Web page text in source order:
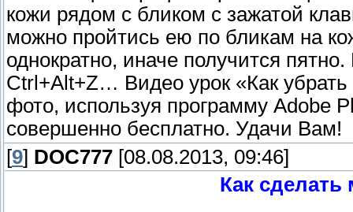
кожи рядом с бликом с зажатой
можно пройтись ею по бликам на
однократно, иначе получится
Ctrl+Alt+Z… Видео урок «Как
фото, используя программу Adobe
совершенно бесплатно. Удачи Вам!
[9] DOC777 [08.08.2013, 09:46]
Как